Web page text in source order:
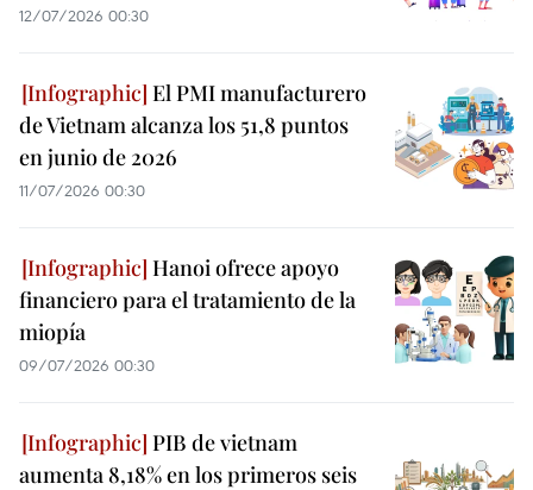
12/07/2026 00:30
El PMI manufacturero
de Vietnam alcanza los 51,8 puntos
en junio de 2026
11/07/2026 00:30
Hanoi ofrece apoyo
financiero para el tratamiento de la
miopía
09/07/2026 00:30
PIB de vietnam
aumenta 8,18% en los primeros seis